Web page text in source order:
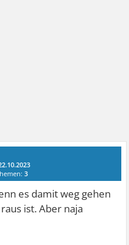
3
es damit weg gehen
ist. Aber naja